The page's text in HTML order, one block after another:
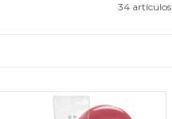
34 artículos